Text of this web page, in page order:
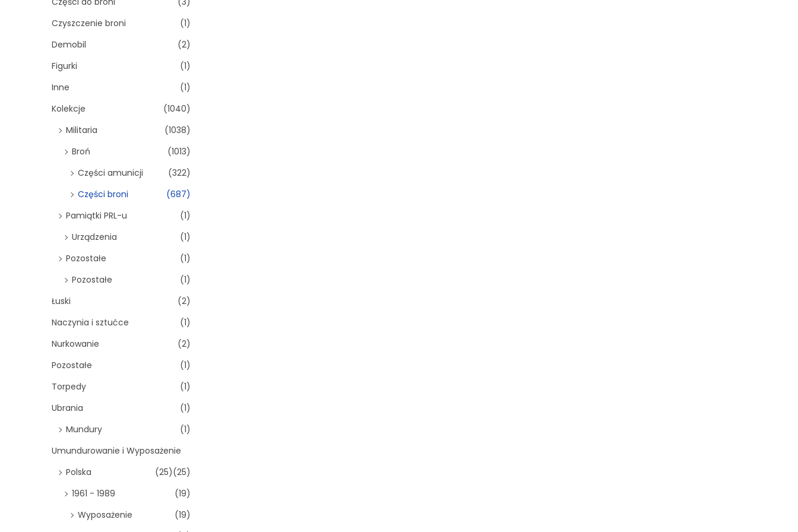
Czyszczenie broni
(1)
Demobil
(2)
Figurki
(1)
Inne
(1)
Kolekcje
(1040)
Militaria
(1038)
Broń
(1013)
Części amunicji
(322)
Części broni
(687)
Pamiątki PRL-u
(1)
Urządzenia
(1)
Pozostałe
(1)
Pozostałe
(1)
Łuski
(2)
Naczynia i sztućce
(1)
Nurkowanie
(2)
Pozostałe
(1)
Torpedy
(1)
Ubrania
(1)
Mundury
(1)
Umundurowanie i Wyposażenie
(25)
Polska
(25)
1961 - 1989
(19)
Wyposażenie
(19)